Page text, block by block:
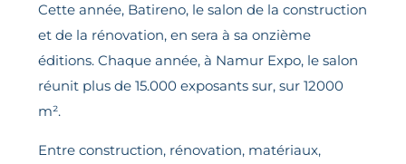
Cette année, Batireno, le salon de la construction
et de la rénovation, en sera à sa onzième
éditions. Chaque année, à Namur Expo, le salon
réunit plus de 15.000 exposants sur, sur 12000
m².
Entre construction, rénovation, matériaux,